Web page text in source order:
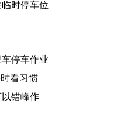
时停车位
停车作业
看习惯
错峰作